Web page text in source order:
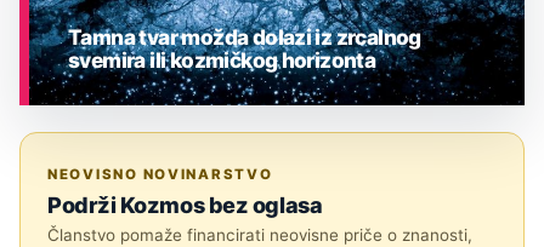
Tamna tvar možda dolazi iz zrcalnog
svemira ili kozmičkog horizonta
NEOVISNO NOVINARSTVO
Podrži Kozmos bez oglasa
Članstvo pomaže financirati neovisne priče o znanosti,